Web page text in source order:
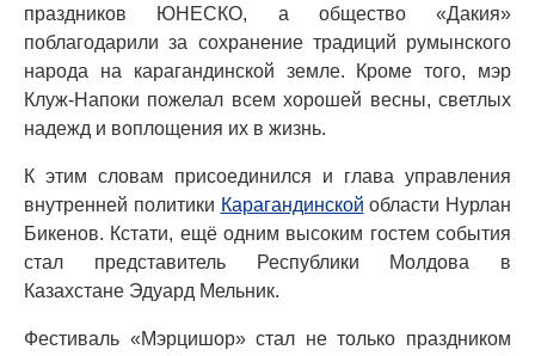
праздников ЮНЕСКО, а общество «Дакия»
поблагодарили за сохранение традиций румынского
народа на карагандинской земле. Кроме того, мэр
Клуж-Напоки пожелал всем хорошей весны, светлых
надежд и воплощения их в жизнь.
К этим словам присоединился и глава управления
внутренней политики Карагандинской области Нурлан
Бикенов. Кстати, ещё одним высоким гостем события
стал представитель Республики Молдова в
Казахстане Эдуард Мельник.
Фестиваль «Мэрцишор» стал не только праздником